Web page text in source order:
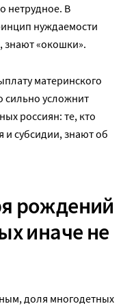
нетрудное. В
нуждаемости
знают «окошки».
материнского
сильно усложнит
россиян: те, кто
субсидии, знают об
рождений
иначе не
доля многодетных